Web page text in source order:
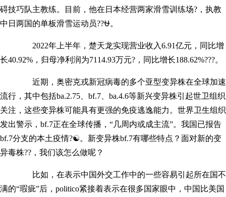
碍技巧队主教练。目前，他在日本经营两家滑雪训练场?，执教
中日两国的单板滑雪运动员??⛎。
2022年上半年，楚天龙实现营业收入6.91亿元，同比增
长40.92%，归母净利润为7114.93万元?，同比增长188.62%???。
近期，奥密克戎新冠病毒的多个亚型变异株在全球加速
流行，其中包括ba.2.75、bf.7、ba.4.6等新兴变异株引起世卫组织
关注，这些变异株可能具有更强的免疫逃逸能力。世界卫生组织
发出警示，bf.7正在全球传播，“几周内或成主流”。我国已报告
bf.7分支的本土疫情?☯。新变异株bf.7有哪些特点？面对新的变
异毒株??，我们该怎么做呢？
比如，在表示中国外交工作中的一些容易引起所在国不
满的“瑕疵”后，politico紧接着表示在很多国家眼中，中国比美国